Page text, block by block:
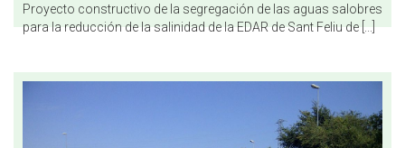
Proyecto constructivo de la segregación de las aguas salobres
para la reducción de la salinidad de la EDAR de Sant Feliu de [...]